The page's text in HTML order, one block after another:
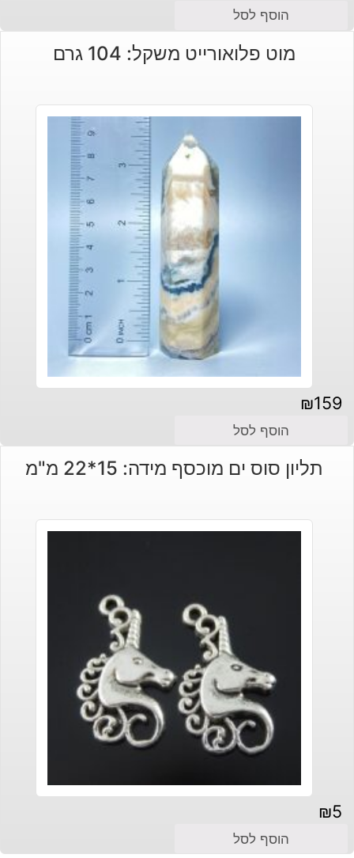
הוסף לסל
מוט פלואורייט משקל: 104 גרם
₪159
הוסף לסל
תליון סוס ים מוכסף מידה: 15*22 מ"מ
₪5
הוסף לסל